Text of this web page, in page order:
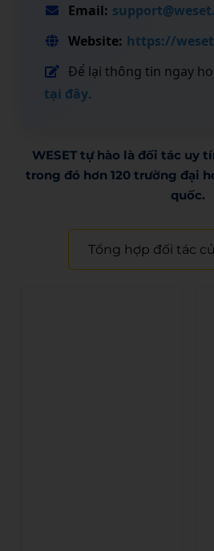
Email:
Website: https://
Để lại thông tin ngay
tại đây.
WESET tự hào là đối tác uy
trong đó hơn 120 trường đại
quốc.​
Tổng hợp đối tác